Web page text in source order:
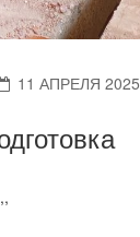
11 АПРЕЛЯ 2025